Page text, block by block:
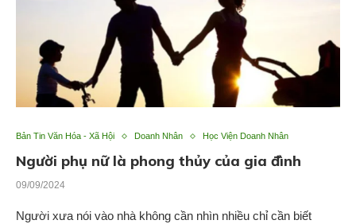
Bản Tin Văn Hóa - Xã Hội Doanh Nhân Học Viện Doanh Nhân
Người phụ nữ là phong thủy của gia đình
09/09/2024
Người xưa nói vào nhà không cần nhìn nhiều chỉ cần biết